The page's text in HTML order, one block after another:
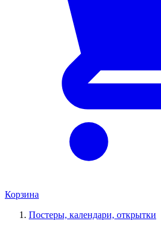
Корзина
Постеры, календари, открытки